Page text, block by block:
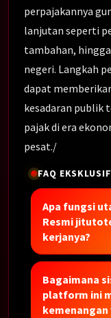
perpajakannya
lanjutan seperti
tambahan,
negeri. Langkah
dapat
kesadaran publik
pajak di era
pesat./
FAQ
Apa fungsi
Resmi
kerjanya?
Bagaimana
platform ini
kemenangan